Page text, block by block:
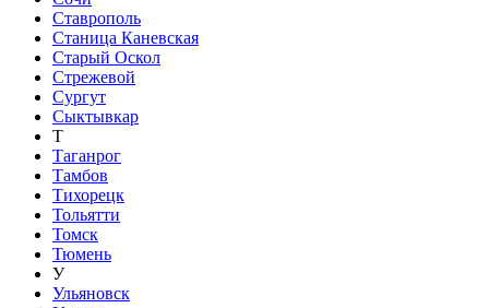
Ставрополь
Станица Каневская
Старый Оскол
Стрежевой
Сургут
Сыктывкар
Т
Таганрог
Тамбов
Тихорецк
Тольятти
Томск
Тюмень
У
Ульяновск